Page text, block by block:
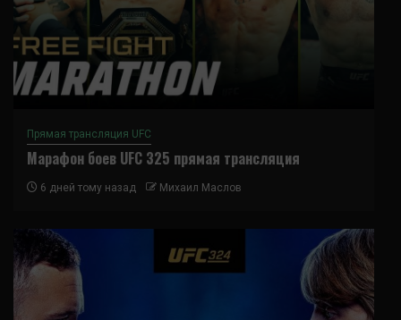
Прямая трансляция UFC
Марафон боев UFC 325 прямая трансляция
6 дней тому назад Михаил Маслов